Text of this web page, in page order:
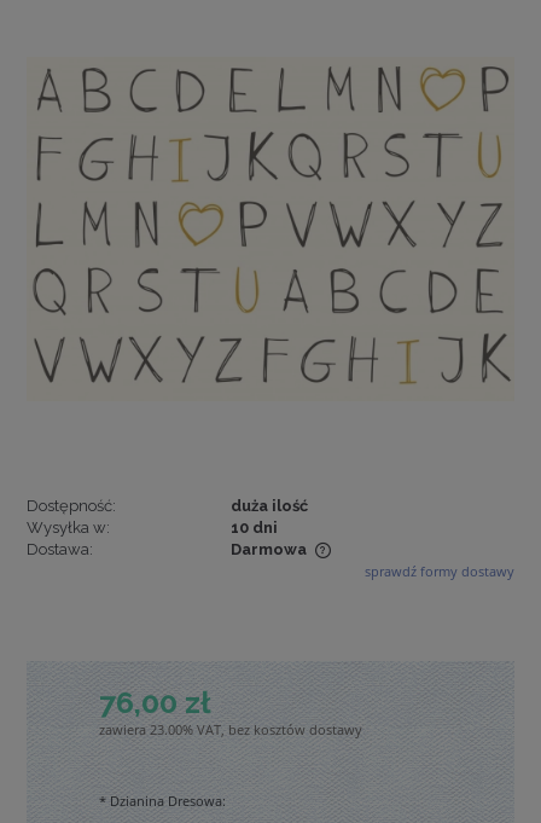
Dostępność:
duża ilość
Wysyłka w:
10 dni
Dostawa:
Darmowa
Cena nie zawiera ewentualnych kosztów płatności
sprawdź formy dostawy
76,00 zł
zawiera 23.00% VAT, bez kosztów dostawy
* Dzianina Dresowa: